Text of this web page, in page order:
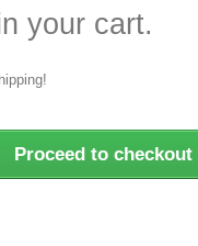
your cart.
Proceed to checkout